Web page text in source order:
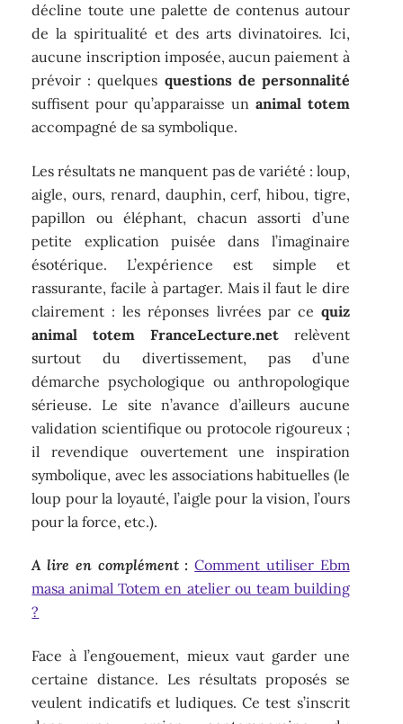
décline toute une palette de contenus autour
de la spiritualité et des arts divinatoires. Ici,
aucune inscription imposée, aucun paiement à
prévoir : quelques questions de personnalité
suffisent pour qu’apparaisse un animal totem
accompagné de sa symbolique.
Les résultats ne manquent pas de variété : loup,
aigle, ours, renard, dauphin, cerf, hibou, tigre,
papillon ou éléphant, chacun assorti d’une
petite explication puisée dans l’imaginaire
ésotérique. L’expérience est simple et
rassurante, facile à partager. Mais il faut le dire
clairement : les réponses livrées par ce quiz
animal totem FranceLecture.netrelèvent
surtout du divertissement, pas d’une
démarche psychologique ou anthropologique
sérieuse. Le site n’avance d’ailleurs aucune
validation scientifique ou protocole rigoureux ;
il revendique ouvertement une inspiration
symbolique, avec les associations habituelles (le
loup pour la loyauté, l’aigle pour la vision, l’ours
pour la force, etc.).
A lire en complément : Comment utiliser Ebm
masa animal Totem en atelier ou team building
?
Face à l’engouement, mieux vaut garder une
certaine distance. Les résultats proposés se
veulent indicatifs et ludiques. Ce test s’inscrit